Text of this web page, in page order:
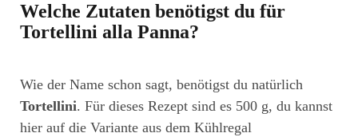
Welche Zutaten benötigst du für
Tortellini alla Panna?
Wie der Name schon sagt, benötigst du natürlich
Tortellini. Für dieses Rezept sind es 500 g, du kannst
hier auf die Variante aus dem Kühlregal